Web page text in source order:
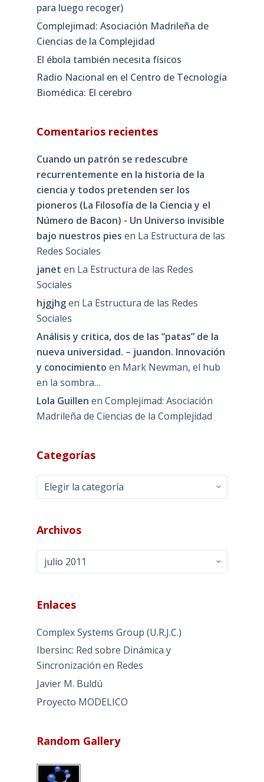
para luego recoger)
Complejimad: Asociación Madrileña de
Ciencias de la Complejidad
El ébola también necesita físicos
Radio Nacional en el Centro de Tecnología
Biomédica: El cerebro
Comentarios recientes
Cuando un patrón se redescubre
recurrentemente en la historia de la
ciencia y todos pretenden ser los
pioneros (La Filosofía de la Ciencia y el
Número de Bacon) - Un Universo invisible
bajo nuestros pies en La Estructura de las
Redes Sociales
janet en La Estructura de las Redes
Sociales
hjgjhgen La Estructura de las Redes
Sociales
Análisis y critica, dos de las “patas” de la
nueva universidad. – juandon. Innovación
y conocimiento en Mark Newman, el hub
en la sombra…
Lola Guillen en Complejimad: Asociación
Madrileña de Ciencias de la Complejidad
Categorías
Categorías
Archivos
Archivos
Enlaces
Complex Systems Group (U.R.J.C.)
Ibersinc: Red sobre Dinámica y
Sincronización en Redes
Javier M. Buldú
Proyecto MODELICO
Random Gallery